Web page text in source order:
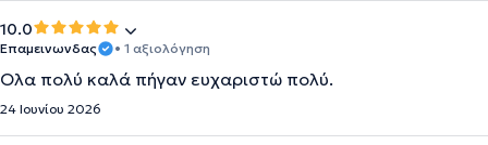
10.0
Επαμεινωνδας • 1 αξιολόγηση
Ολα πολύ καλά πήγαν ευχαριστώ πολύ.
24 Ιουνίου 2026